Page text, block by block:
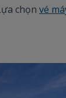
chọn vé